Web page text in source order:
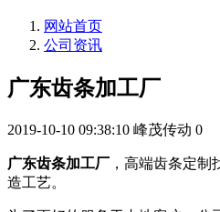
网站首页
公司资讯
广东齿条加工厂
2019-10-10 09:38:10 峰茂传动 0
广东齿条加工厂 ，高端齿条定
造工艺。